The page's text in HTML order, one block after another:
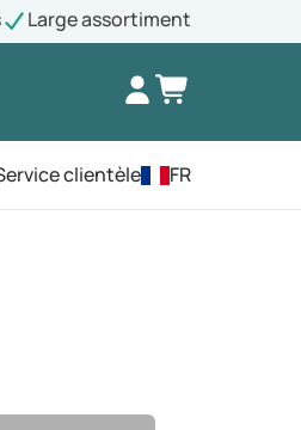
Large assortiment
le menu
clientèle FR